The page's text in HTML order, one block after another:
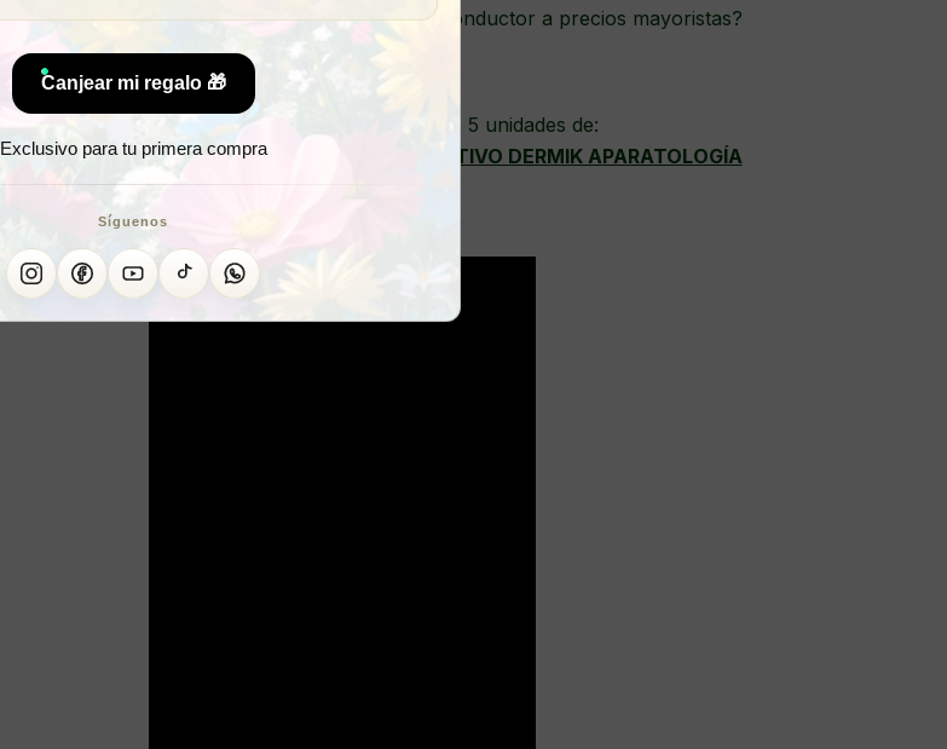
Canjear mi regalo 🎁
Exclusivo para tu primera compra
Síguenos
¿Buscas gel conductor a precios mayoristas?
5 unidades de:
GEL CONDUCTIVO DERMIK APARATOLOGÍA